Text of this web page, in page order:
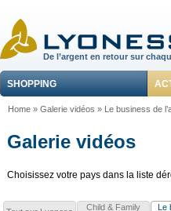
De l’argent en retour sur
SHOPPING
Home» Galerie vidéos » Le business de
Galerie vidéos
Choisissez votre pays dans la liste
Child & Family
Le